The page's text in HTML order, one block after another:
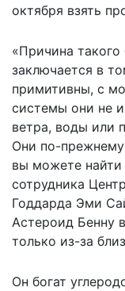
октября взять
«Причина
заключается в
примитивны, с
системы они не
ветра, воды или
Они по-прежнему
вы можете найти
сотрудника
Годдарда Эми
Астероид Бенну
только из-за
Он богат